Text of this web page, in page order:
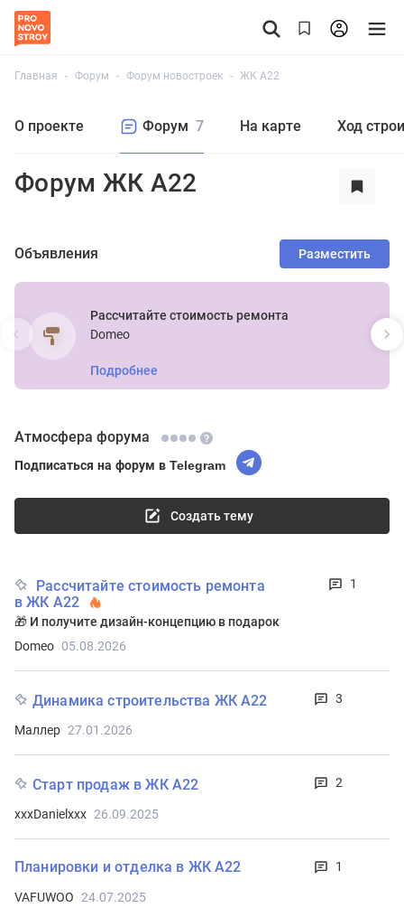
Главная Форум Форум новостроек ЖК А22
О проекте Форум 7 На карте Ход
Форум ЖК А22
Объявления Разместить
Рассчитайте стоимость ремонта
Domeo
Подробнее
Атмосфера форума
Подписаться на форум в Telegram
Создать тему
Рассчитайте стоимость ремонта
в ЖК А22
🎁 И получите дизайн-концепцию в подарок
1
Domeo 05.08.2026
Динамика строительства ЖК А22 3
Маллер 27.01.2026
Старт продаж в ЖК А22 2
xxxDanielxxx 26.09.2025
Планировки и отделка в ЖК А22 1
VAFUWOO 24.07.2025